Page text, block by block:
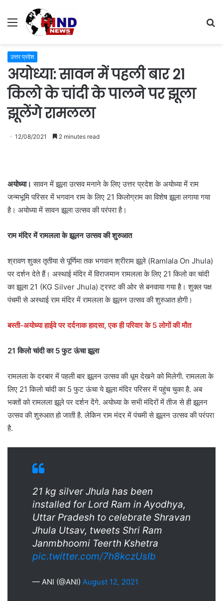
Menu
उत्तर प्रदेश
अयोध्या: सावन में पहली बार 21
किलो के चांदी के पालने पर झूला
झूलेंगे रामलला
12/08/2021 2 minutes read
अयोध्या। सावन में झूला उत्सव मनाने के लिए उत्तर प्रदेश के अयोध्या में राम
जन्मभूमि परिसर में भगवान राम के लिए 21 किलोग्राम का विशेष झूला लगाया गया
है। अयोध्या में सावन झूला उत्सव की परंपरा है।
राम मंदिर में रामलला के झूलन उत्सव की शुरुआत
श्रावण शुक्ल तृतीया से पूर्णिमा तक भगवान श्रीराम झूले (Ramlala On Jhula)
पर दर्शन देते हैं। अस्थाई मंदिर में विराजमान रामलला के लिए 21 किलो का चांदी
का झूला 21 (KG Silver Jhula) ट्रस्ट की ओर से बनवाया गया है। शुक्ल पक्ष
पंचमी से अस्थाई राम मंदिर में रामलला के झूलन उत्सव की शुरुआत होगी।
बस्ती-अयोध्या हाईवे पर दर्दनाक हादसा, एक ही परिवार के 5 लोगों की मौत
21 किलो चांदी का 5 फुट ऊंचा झूला
रामलला के दरबार में पहली बार झूलन उत्सव की धूम देखने को मिलेगी. रामलला के
लिए 21 किलो चांदी का 5 फुट ऊंचा ये झूला मंदिर परिसर में पहुंच चुका है. अब
भक्तों को रामलला झूले पर दर्शन देंगे. अयोध्या के सभी मंदिरों में तीज से ही झूलन
उत्सव की शुरुआत हो जाती है. लेकिन राम मंदर में पंचमी से झूलन उत्सव की परंपरा
है.
21 kg silver Jhula has been
installed for Lord Ram in Ayodhya,
Uttar Pradesh to celebrate Shravan
Jhula Utsav, tweets Shri Ram
Janmbhoomi Teerth Kshetra
pic.twitter.com/7h8kczUsIb
— ANI (@ANI) August 12, 2021